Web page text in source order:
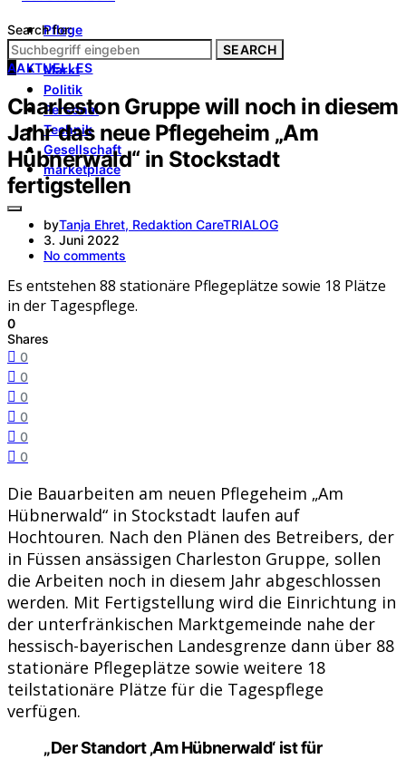
Pflege
Architektur
Markt
Politik
Personal
Technik
Gesellschaft
marketplace
Search for:
SEARCH
AAKTUELLES
Charleston Gruppe will noch in diesem
Jahr das neue Pflegeheim „Am
Hübnerwald“ in Stockstadt
fertigstellen
byTanja Ehret, Redaktion CareTRIALOG
3. Juni 2022
No comments
Es entstehen 88 stationäre Pflegeplätze sowie 18 Plätze
in der Tagespflege.
0
Shares
0
0
0
0
0
0
Die Bauarbeiten am neuen Pflegeheim „Am
Hübnerwald“ in Stockstadt laufen auf
Hochtouren. Nach den Plänen des Betreibers, der
in Füssen ansässigen Charleston Gruppe, sollen
die Arbeiten noch in diesem Jahr abgeschlossen
werden. Mit Fertigstellung wird die Einrichtung in
der unterfränkischen Marktgemeinde nahe der
hessisch-bayerischen Landesgrenze dann über 88
stationäre Pflegeplätze sowie weitere 18
teilstationäre Plätze für die Tagespflege
verfügen.
„Der Standort ‚Am Hübnerwald‘ ist für